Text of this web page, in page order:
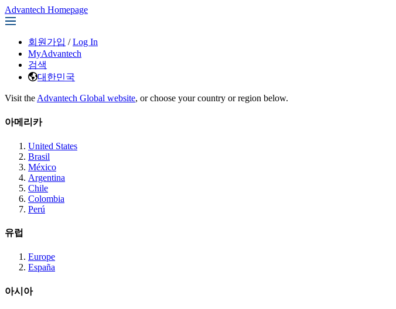
Advantech Homepage
회원가입 / Log In
MyAdvantech
검색
대한민국
Visit the Advantech Global website, or choose your country or region below.
아메리카
United States
Brasil
México
Argentina
Chile
Colombia
Perú
유럽
Europe
España
아시아